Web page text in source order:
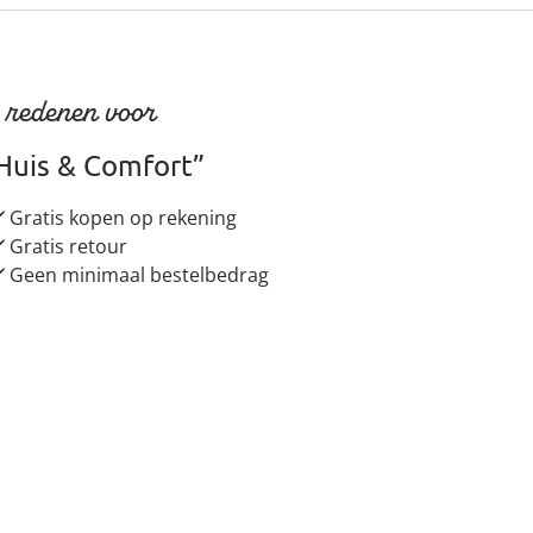
voor
& Comfort”
Gratis kopen op rekening
Gratis retour
Geen minimaal bestelbedrag